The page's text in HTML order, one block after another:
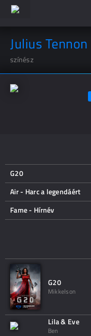
Julius Tennon
színész
G20
Air - Harc a legendáért
Fame - Hírnév
G20
Mikkelson
Lila & Eve
Ben